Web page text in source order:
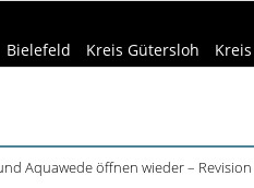
Bielefeld Kreis Gütersloh
Aquawede öffnen wieder –